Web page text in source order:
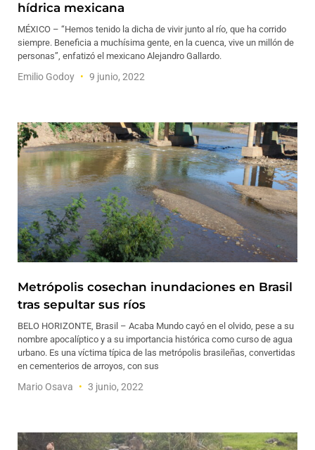
hídrica mexicana
MÉXICO – “Hemos tenido la dicha de vivir junto al río, que ha corrido
siempre. Beneficia a muchísima gente, en la cuenca, vive un millón de
personas”, enfatizó el mexicano Alejandro Gallardo.
Emilio Godoy 9 junio, 2022
Metrópolis cosechan inundaciones en Brasil
tras sepultar sus ríos
BELO HORIZONTE, Brasil – Acaba Mundo cayó en el olvido, pese a su
nombre apocalíptico y a su importancia histórica como curso de agua
urbano. Es una víctima típica de las metrópolis brasileñas, convertidas
en cementerios de arroyos, con sus
Mario Osava 3 junio, 2022